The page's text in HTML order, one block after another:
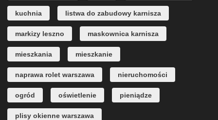
kuchnia listwa do zabudowy karnisza
markizy leszno maskownica karnisza
mieszkania mieszkanie
naprawa rolet warszawa nieruchomości
ogród oświetlenie pieniądze
plisy okienne warszawa